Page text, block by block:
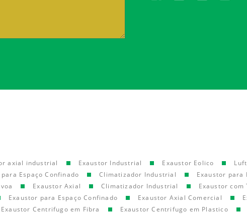
axial industrial Exaustor Industrial Exaustor Eolico
Espaço Confinado Climatizador Industrial
Exaustor para
Exaustor Axial Climatizador Industrial Exaustor com
Exaustor para Espaço Confinado Exaustor Axial Comercial
Exaustor Centrifugo em Fibra Exaustor Centrifugo em Plastico